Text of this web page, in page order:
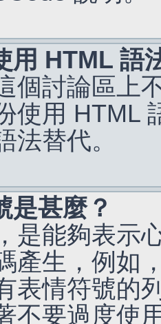
用 HTML 語
個討論區上
使用 HTML
法替代。
是甚麼？
是能夠表示
產生，例如
表情符號的
不要過度使